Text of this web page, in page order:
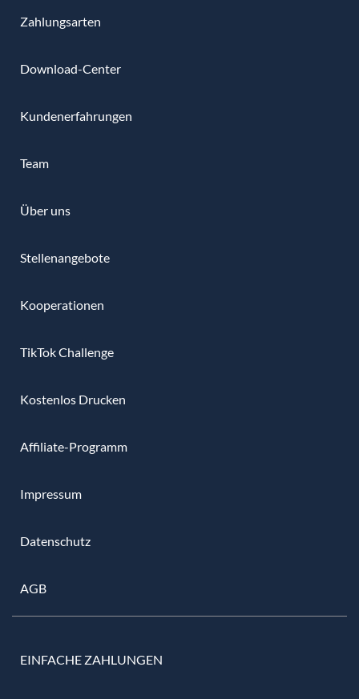
Zahlungsarten
Download-Center
Kundenerfahrungen
Team
Über uns
Stellenangebote
Kooperationen
TikTok Challenge
Kostenlos Drucken
Affiliate-Programm
Impressum
Datenschutz
AGB
EINFACHE ZAHLUNGEN